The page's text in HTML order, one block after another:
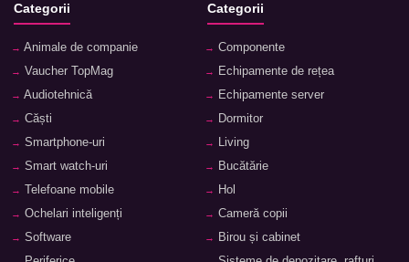
Categorii
Animale de companie
Vaucher TopMag
Audiotehnică
Căști
Smartphone-uri
Smart watch-uri
Telefoane mobile
Ochelari inteligenți
Software
Categorii
Componente
Echipamente de rețea
Echipamente server
Dormitor
Living
Bucătărie
Hol
Cameră copii
Birou și cabinet